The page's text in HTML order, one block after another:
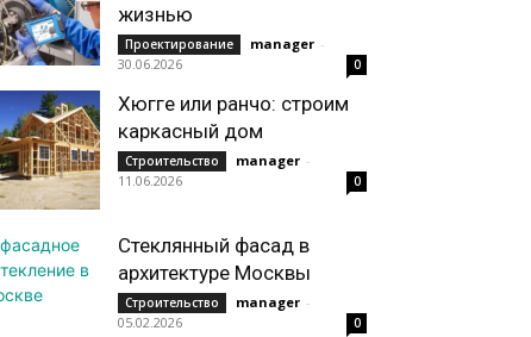
жизнью
Проектирование manager -
30.06.2026
0
Хюгге или ранчо: строим
каркасный дом
Строительство manager -
11.06.2026
0
Стеклянный фасад в
архитектуре Москвы
Строительство manager -
05.02.2026
0